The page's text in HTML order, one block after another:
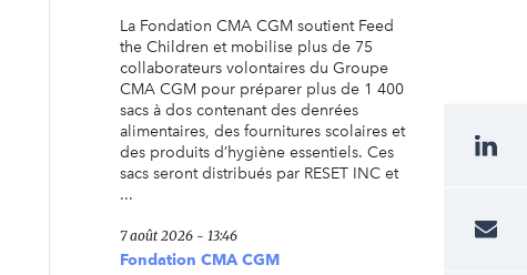
La Fondation CMA CGM soutient Feed
the Children et mobilise plus de 75
collaborateurs volontaires du Groupe
CMA CGM pour préparer plus de 1 400
sacs à dos contenant des denrées
alimentaires, des fournitures scolaires et
des produits d’hygiène essentiels. Ces
sacs seront distribués par RESET INC et
...
7 août 2026 - 13:46
Fondation CMA CGM